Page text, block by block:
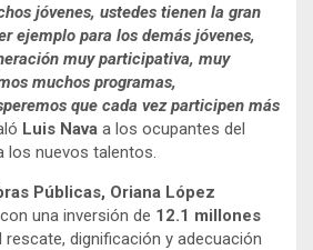
jóvenes, ustedes tienen la gran
ejemplo para los demás jóvenes,
muy participativa, muy
muchos programas,
que cada vez participen más
Luis Nava a los ocupantes del
los nuevos talentos.
Públicas, Oriana López
una inversión de 12.1 millones
rescate, dignificación y adecuación